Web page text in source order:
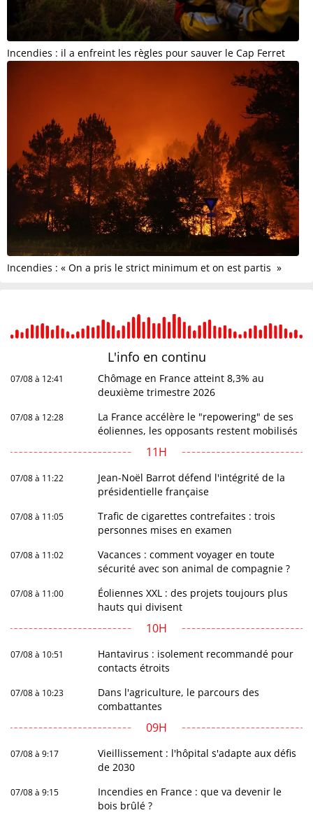
Incendies : il a enfreint les règles pour sauver le Cap Ferret
Incendies : « On a pris le strict minimum et on est partis »
L'info en continu
07/08 à 12:41
Chômage en France atteint 8,3% au
deuxième trimestre 2026
07/08 à 12:28
La France accélère le "repowering" de ses
éoliennes, les opposants restent mobilisés
11H
07/08 à 11:22
Jean-Noël Barrot défend l'intégrité de la
présidentielle française
07/08 à 11:05
Trafic de cigarettes contrefaites : trois
personnes mises en examen
07/08 à 11:02
Vacances : comment voyager en toute
sécurité avec son animal de compagnie ?
07/08 à 11:00
Éoliennes XXL : des projets toujours plus
hauts qui divisent
10H
07/08 à 10:51
Hantavirus : isolement recommandé pour
contacts étroits
07/08 à 10:23
Dans l'agriculture, le parcours des
combattantes
09H
07/08 à 9:17
Vieillissement : l'hôpital s'adapte aux défis
de 2030
07/08 à 9:15
Incendies en France : que va devenir le
bois brûlé ?